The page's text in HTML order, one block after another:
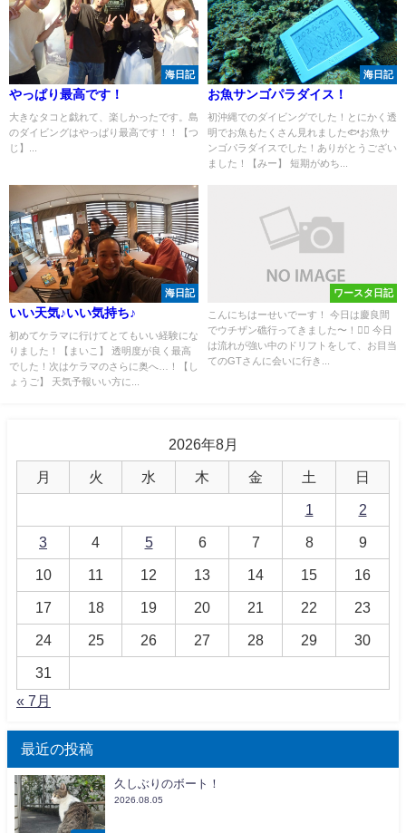
海日記
やっぱり最高です！
大きなタコと戯れて、楽しかったです。島
のダイビングはやっぱり最高です！！【つ
じ】...
海日記
お魚サンゴパラダイス！
初沖縄でのダイビングでした！とにかく透
明でお魚もたくさん見れました🐟お魚サ
ンゴパラダイスでした！ありがとうござい
ました！【みー】 短期がめち...
海日記
いい天気♪いい気持ち♪
初めてケラマに行けてとてもいい経験にな
りました！【まいこ】 透明度が良く最高
でした！次はケラマのさらに奥へ…！【し
ょうご】 天気予報いい方に...
ワースタ日記
こんにちはーせいでーす！ 今日は慶良間
でウチザン礁行ってきました〜！👍🏿 今日
は流れが強い中のドリフトをして、お目当
てのGTさんに会いに行き...
2026年8月
月 火 水 木 金 土 日
1 2
3 4 5 6 7 8 9
10 11 12 13 14 15 16
17 18 19 20 21 22 23
24 25 26 27 28 29 30
31
« 7月
最近の投稿
久しぶりのボート！
2026.08.05